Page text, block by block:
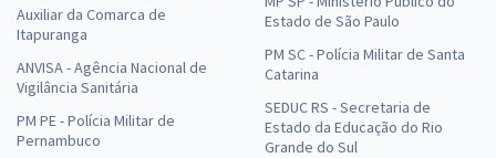
Auxiliar da Comarca de
Itapuranga
ANVISA - Agência Nacional de
Vigilância Sanitária
PM PE - Polícia Militar de
Pernambuco
Estado de São Paulo
PM SC - Polícia Militar de Santa
Catarina
SEDUC RS - Secretaria de
Estado da Educação do Rio
Grande do Sul